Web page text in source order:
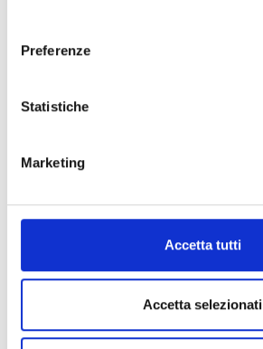
Preferenze
Statistiche
Marketing
Accetta tutti
Accetta selezionati